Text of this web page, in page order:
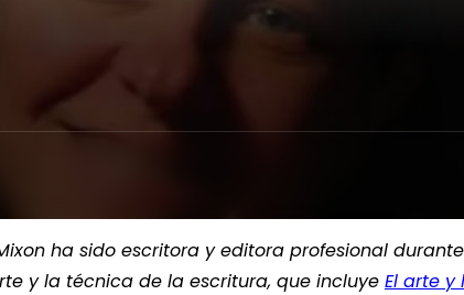
ha sido escritora y editora profesional
y la técnica de la escritura, que incluye El arte y